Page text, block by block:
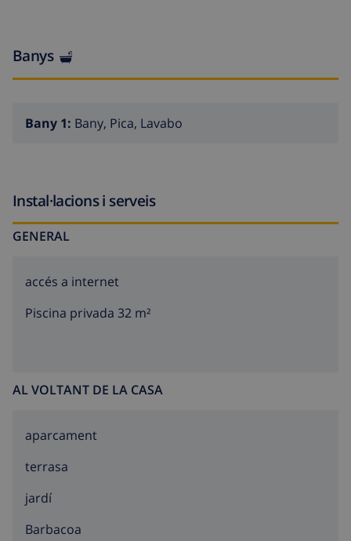
Banys
Bany 1: Bany, Pica, Lavabo
Instal·lacions i serveis
GENERAL
accés a internet
Piscina privada 32 m²
AL VOLTANT DE LA CASA
aparcament
terrasa
jardí
barbacoa